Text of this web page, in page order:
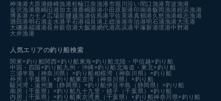
神湊港 大原港鐘崎漁港松輪江奈漁港市堀川沿い 間口漁港育波漁港
金沢漁港鹿嶋旧港加太港鹿嶋新港小田原新港 印南港飯岡漁港姪浜漁港
博多港カモメ広場前 腰越漁港佐島港宇佐美港真鶴港 久慈漁港岐志漁港
酒田港 明石港走水港手石港福良港 上総湊港寺泊港明石浦漁港 大洗港
大磯港福浦港長井新宿港大飯港網代港高浜港平塚新港境港中野港
大井漁港
人気エリアの釣り船検索
関東×釣り船関西×釣り船 東海×釣り船北陸・甲信越×釣り船
中国・四国×釣り船 九州・沖縄×釣り船北海道・東北×釣り船
三浦半島（神奈川県）×釣り船相模湾（神奈川県）×釣り船
外房（千葉県）×釣り船東京湾（神奈川県）×釣り船
駿河湾・遠州灘（静岡県）×釣り船伊豆半島（静岡県）×釣り船
南房（千葉県）×釣り船九十九里・銚子（千葉県）×釣り船
内房（千葉県）×釣り船東京湾奥（千葉県）×釣り船神奈川県×釣り船